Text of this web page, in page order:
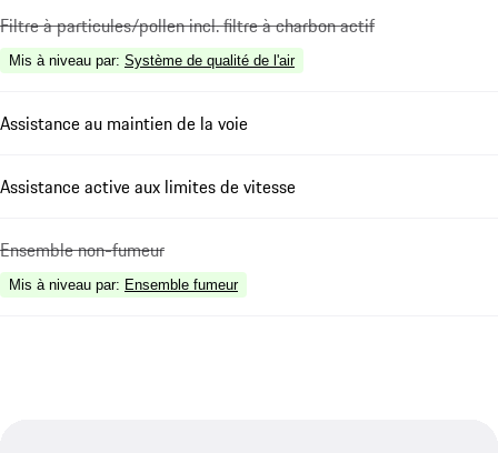
Filtre à particules/pollen incl. filtre à charbon actif
Mis à niveau par: Système de qualité de l'air
Assistance au maintien de la voie
Assistance active aux limites de vitesse
Ensemble non-fumeur
Mis à niveau par: Ensemble fumeur